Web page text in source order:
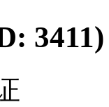
3411)